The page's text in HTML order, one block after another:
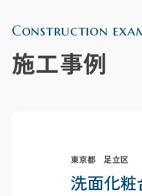
Construction
施工事例
東京都 足立区
洗面化粧